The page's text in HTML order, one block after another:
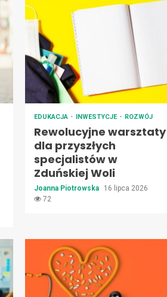
EDUKACJA INWESTYCJE ROZWÓJ
Rewolucyjne warsztaty
dla przyszłych
specjalistów w
Zduńskiej Woli
Joanna Piotrowska
16 lipca 2026
72